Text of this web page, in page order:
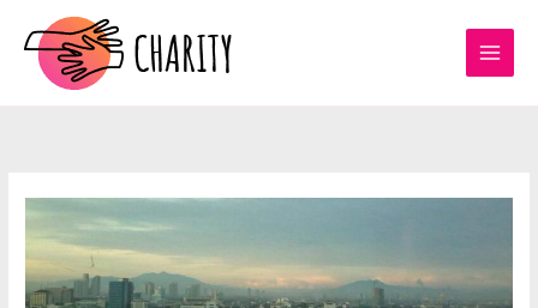
konten